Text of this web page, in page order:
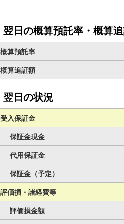
翌日の概算預託率・概算
概算預託率
概算追証額
翌日の状況
受入保証金
保証金現金
代用保証金
保証金（予定）
評価損・諸経費等
評価損金額